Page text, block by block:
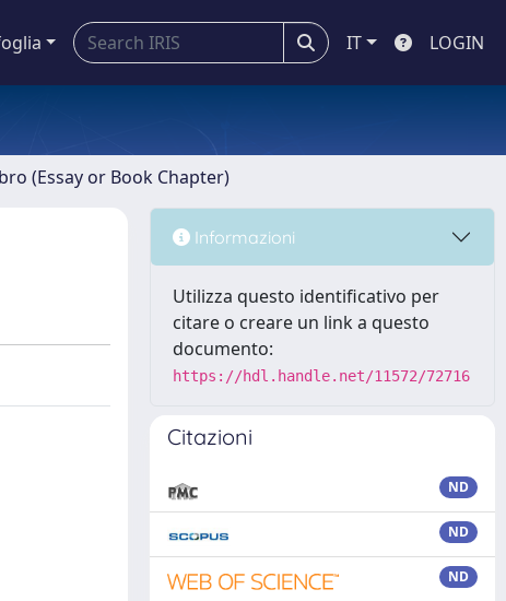
IT LOGIN
(Essay or Book Chapter)
Informazioni
Utilizza questo identificativo per
citare o creare un link a questo
documento:
https://hdl.handle.net/11572/72716
Citazioni
ND
ND
ND